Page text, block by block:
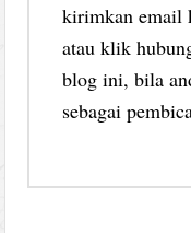
kirimkan email
atau klik
blog ini, bila
sebagai